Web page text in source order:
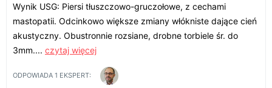
Wynik USG: Piersi tłuszczowo-gruczołowe, z cechami
mastopatii. Odcinkowo większe zmiany włókniste dające cień
akustyczny. Obustronnie rozsiane, drobne torbiele śr. do
3mm.... czytaj więcej
ODPOWIADA 1 EKSPERT: